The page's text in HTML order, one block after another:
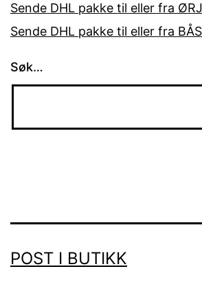
Sende DHL pakke til eller fra
Sende DHL pakke til eller fra
Søk…
POST I BUTIKK